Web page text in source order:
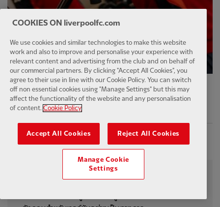
ที่ตีพิมพ์ 14 พฤษภาคม 2026
Facebook
Twitter WhatsAppLinkedInTelegram
บทความนี้ได้รับการแปลโดยอัตโนมัติ และแม้ว่าเราจะพยายาม
พลาดในการแปลอยู่บ้าง โปรดดูบทความต้นฉบับภาษา
COOKIES ON liverpoolfc.com
We use cookies and similar technologies to make this website
work and also to improve and personalise your experience with
relevant content and advertising from the club and on behalf of
our commercial partners. By clicking "Accept All Cookies", you
agree to their use in line with our Cookie Policy. You can switch
off non essential cookies using "Manage Settings" but this may
affect the functionality of the website and any personalisation
of content. Cookie Policy
Accept All Cookies Reject All Cookies
Manage Cookie
Settings